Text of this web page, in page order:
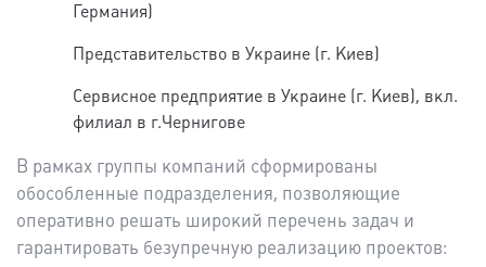
Германия)
Представительство в Украине (г. Киев)
Сервисное предприятие в Украине (г. Киев), вкл.
филиал в г.Чернигове
В рамках группы компаний сформированы
обособленные подразделения, позволяющие
оперативно решать широкий перечень задач и
гарантировать безупречную реализацию проектов: